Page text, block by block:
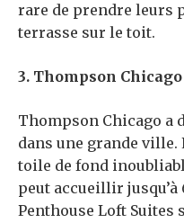
rare de prendre leurs
terrasse sur le toit.
3. Thompson
Thompson Chicago a
dans une grande ville.
toile de fond
peut accueillir jusqu’à
Penthouse Loft Suites